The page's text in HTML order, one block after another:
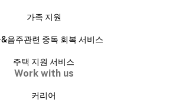
가족 지원
음주관련 중독 회복 서비스
주택 지원 서비스
Work with us
커리어